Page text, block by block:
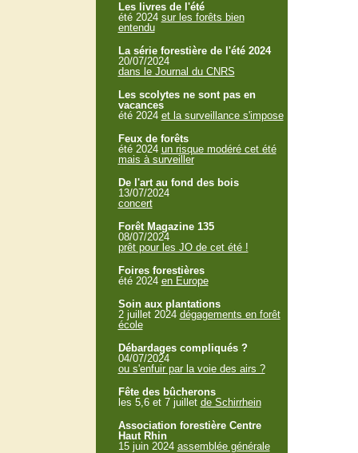
Les livres de l'été
été 2024 sur les forêts bien
entendu
La série forestière de l'été 2024
20/07/2024
dans le Journal du CNRS
Les scolytes ne sont pas en
vacances
été 2024 et la surveillance s'impose
Feux de forêts
été 2024 un risque modéré cet été
mais à surveiller
De l'art au fond des bois
13/07/2024
concert
Forêt Magazine 135
08/07/2024
prêt pour les JO de cet été !
Foires forestières
été 2024 en Europe
Soin aux plantations
2 juillet 2024 dégagements en forêt
école
Débardages compliqués ?
04/07/2024
ou s'enfuir par la voie des airs ?
Fête des bûcherons
les 5,6 et 7 juillet de Schirrhein
Association forestière Centre
Haut Rhin
15 juin 2024 assemblée générale